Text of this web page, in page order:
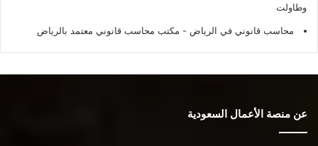
وطاولت
محاسب قانوني في الرياض - مكتب محاسب قانوني معتمد بالرياض
عن منصة الأعمال السعودية